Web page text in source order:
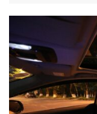
Thứ tư về các hệ
được trang bị đảm
được trang bị tiêu
Hệ thống cân bằng
Hệ thống kiểm
Hệ thống chống bó